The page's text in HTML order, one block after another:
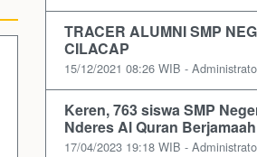
TRACER ALUMNI SMP
CILACAP
15/12/2021 08:26 WIB -
Keren, 763 siswa SMP
Nderes Al Quran Berjamaah
17/04/2023 19:18 WIB -